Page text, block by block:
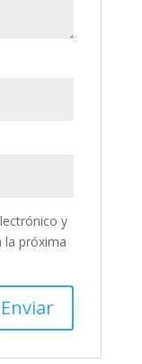
y
la próxima